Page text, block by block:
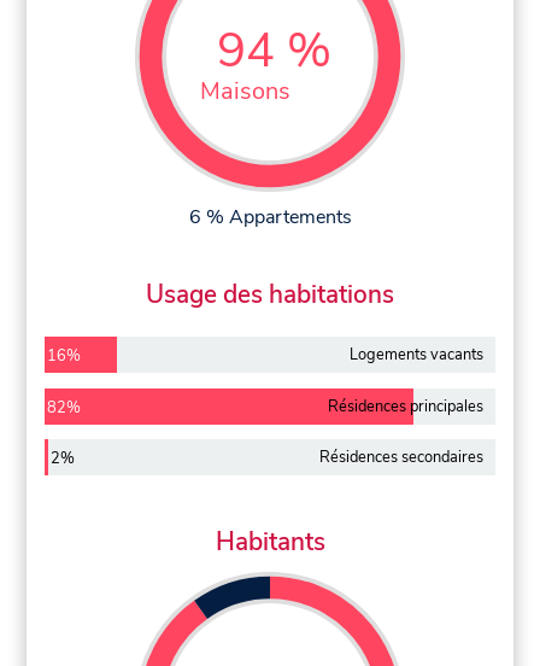
94 %
Maisons
6 % Appartements
Usage des habitations
16% Logements vacants
82% Résidences principales
2% Résidences secondaires
Habitants